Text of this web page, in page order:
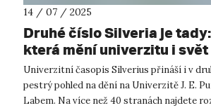
14 / 07 / 2025
Druhé číslo Silveria je
která mění univerzitu i svět
Univerzitní časopis Silverius přináší i v
pestrý pohled na dění na Univerzitě J. E.
Labem. Na více než 40 stranách najdete